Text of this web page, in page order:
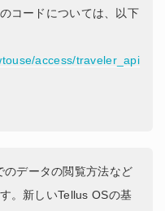
コードについては、以下
access/traveler_api
データの閲覧方法など
。新しいTellus OSの基